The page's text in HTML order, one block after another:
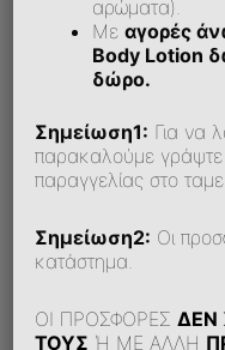
αρώματα).
Μεαγορές
Body Lotion
δώρο.
Σημείωση1: Για να
παρακαλούμε γράψτε
παραγγελίας στο
Σημείωση2: Οι
κατάστημα.
ΟΙ ΠΡΟΣΦΟΡΕΣΔΕΝ
ΤΟΥΣ Ή ΜΕ ΑΛΛΗ